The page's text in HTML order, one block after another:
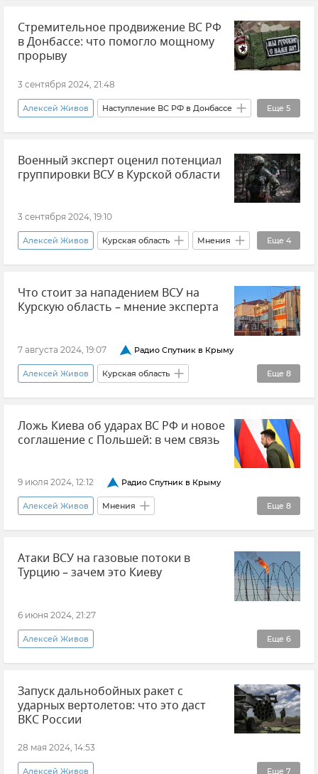
Украина Политика
Эксклюзивы РИА Новости Крым
Наталья Киселева
Стремительное продвижение ВС РФ
в Донбассе: что помогло мощному
прорыву
3 сентября 2024, 21:48
Еще 5
Алексей Живов Наступление ВС РФ в Донбассе
Мнения
Донецкая Народная Республика (ДНР)
Вооруженные силы России
ВСУ (Вооруженные силы Украины)
Военный эксперт оценил потенциал
группировки ВСУ в Курской области
3 сентября 2024, 19:10
Еще 4
Алексей Живов Курская область Мнения
Россия Вооруженные силы России
Украина ВСУ (Вооруженные силы Украины)
Что стоит за нападением ВСУ на
Курскую область – мнение эксперта
7 августа 2024, 19:07 Радио Спутник в Крыму
Еще 8
Алексей Живов Курская область
Обстрелы Курской области Обстрелы ВСУ
Происшествия Мнения Безопасность
ЗАЭС (Запорожская атомная электростанция)
Крым
Ложь Киева об ударах ВС РФ и новое
соглашение с Польшей: в чем связь
9 июля 2024, 12:12 Радио Спутник в Крыму
Еще 8
Алексей Живов Мнения
Владимир Зеленский Украина Россия
Новости СВО Политика
Министерство обороны РФ
Атаки ВСУ на газовые потоки в
Турцию – зачем это Киеву
6 июня 2024, 21:27
Еще 6
Алексей Живов
Эксклюзивы РИА Новости Крым Мнения
Газ Россия Турция Украина
Запуск дальнобойных ракет с
ударных вертолетов: что это даст
ВКС России
28 мая 2024, 14:53
Еще 7
Алексей Живов